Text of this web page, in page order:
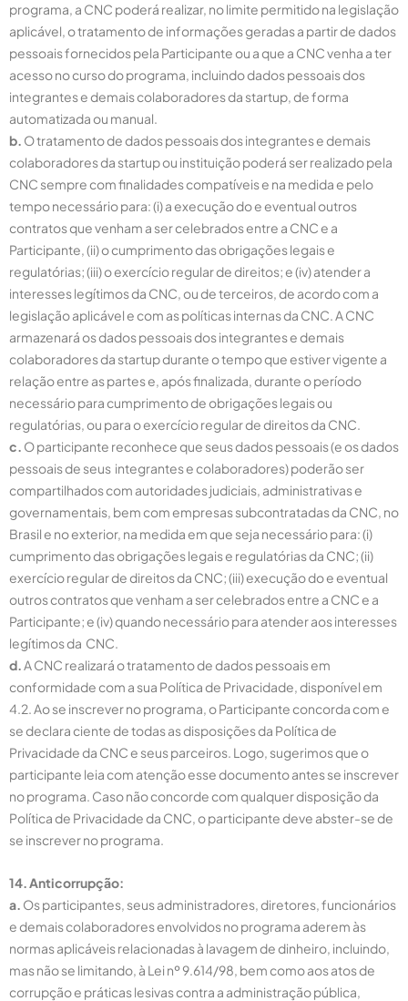
programa, a CNC poderá realizar, no limite permitido na legislação
aplicável, o tratamento de informações geradas a partir de dados
pessoais fornecidos pela Participante ou a que a CNC venha a ter
acesso no curso do programa, incluindo dados pessoais dos
integrantes e demais colaboradores da startup, de forma
automatizada ou manual.
b. O tratamento de dados pessoais dos integrantes e demais
colaboradores da startup ou instituição poderá ser realizado pela
CNC sempre com finalidades compatíveis e na medida e pelo
tempo necessário para: (i) a execução do e eventual outros
contratos que venham a ser celebrados entre a CNC e a
Participante, (ii) o cumprimento das obrigações legais e
regulatórias; (iii) o exercício regular de direitos; e (iv) atender a
interesses legítimos da CNC, ou de terceiros, de acordo com a
legislação aplicável e com as políticas internas da CNC. A CNC
armazenará os dados pessoais dos integrantes e demais
colaboradores da startup durante o tempo que estiver vigente a
relação entre as partes e, após finalizada, durante o período
necessário para cumprimento de obrigações legais ou
regulatórias, ou para o exercício regular de direitos da CNC.
c. O participante reconhece que seus dados pessoais (e os dados
pessoais de seus integrantes e colaboradores) poderão ser
compartilhados com autoridades judiciais, administrativas e
governamentais, bem com empresas subcontratadas da CNC, no
Brasil e no exterior, na medida em que seja necessário para: (i)
cumprimento das obrigações legais e regulatórias da CNC; (ii)
exercício regular de direitos da CNC; (iii) execução do e eventual
outros contratos que venham a ser celebrados entre a CNC e a
Participante; e (iv) quando necessário para atender aos interesses
legítimos da CNC.
d.A CNC realizará o tratamento de dados pessoais em
conformidade com a sua Política de Privacidade, disponível em
4.2. Ao se inscrever no programa, o Participante concorda com e
se declara ciente de todas as disposições da Política de
Privacidade da CNC e seus parceiros. Logo, sugerimos que o
participante leia com atenção esse documento antes se inscrever
no programa. Caso não concorde com qualquer disposição da
Política de Privacidade da CNC, o participante deve abster-se de
se inscrever no programa.
14. Anticorrupção:
a. Os participantes, seus administradores, diretores, funcionários
e demais colaboradores envolvidos no programa aderem às
normas aplicáveis relacionadas à lavagem de dinheiro, incluindo,
mas não se limitando, à Lei nº 9.614/98, bem como aos atos de
corrupção e práticas lesivas contra a administração pública,